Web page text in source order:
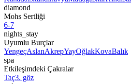
diamond
Mohs Sertliği
6-7
nights_stay
Uyumlu Burçlar
YengeçAslanAkrepYayOğlakKovaBalık
spa
Etkileşimdeki Çakralar
Taç3. göz